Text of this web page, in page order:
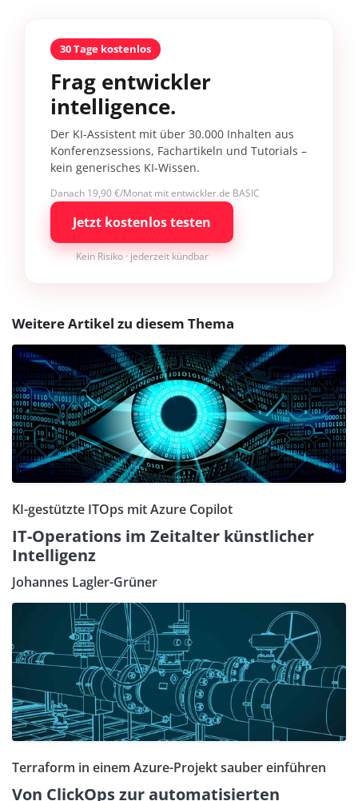
30 Tage kostenlos
Frag entwickler
intelligence.
Der KI-Assistent mit über 30.000 Inhalten aus
Konferenzsessions, Fachartikeln und Tutorials –
kein generisches KI-Wissen.
Danach 19,90 €/Monat mit entwickler.de BASIC
Jetzt kostenlos testen
Kein Risiko · jederzeit kündbar
Weitere Artikel zu diesem Thema
KI-gestützte ITOps mit Azure Copilot
IT-Operations im Zeitalter künstlicher
Intelligenz
Johannes Lagler-Grüner
Terraform in einem Azure-Projekt sauber einführen
Von ClickOps zur automatisierten